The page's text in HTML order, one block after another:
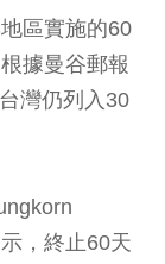
區實施的60
據曼谷郵報
灣仍列入30
，終止60天